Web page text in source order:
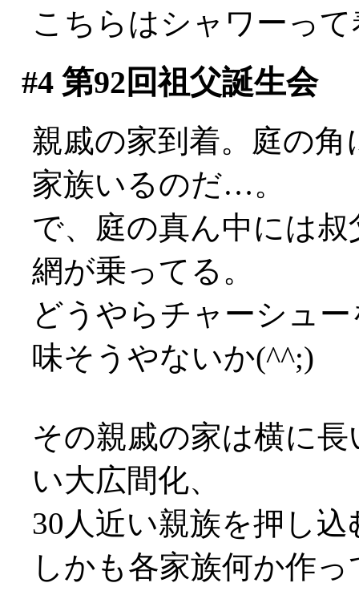
こちらはシャワーっ
#4第92回祖父誕生会
親戚の家到着。庭の
家族いるのだ…。
で、庭の真ん中には
網が乗ってる。
どうやらチャーシュ
味そうやないか(^^;)
その親戚の家は横に
い大広間化、
30人近い親族を押し込
しかも各家族何か作